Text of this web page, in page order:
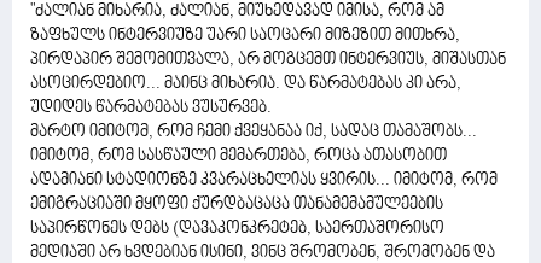
"ძალიან მიხარია, ძალიან, მიუხედავად იმისა, რომ ამ
ზაფხულს ინტერვიუზე უარი საოცარი მიზეზით მითხრა,
პირდაპირ შემომითვალა, არ მოგცემთ ინტერვიუს, მიშასთან
ასოცირდებიო... მაინც მიხარია. და წარმატებას კი არა,
უდიდეს წარმატებას ვუსურვებ.
მარტო იმიტომ, რომ ჩემი ქვეყანაა იქ, სადაც თამაშობს...
იმიტომ, რომ სასწაული მემართება, როცა ათასობით
ადამიანი სტადიონზე კვარაცხელიას ყვირის... იმიტომ, რომ
ემიგრაციაში მყოფი ქურდბაცაცა თანამემამულეების
საპირწონეს დებს (დავაკონკრეტებ, საერთაშორისო
მედიაში არ ხვდებიან ისინი, ვინც შრომობენ, შრომობენ და